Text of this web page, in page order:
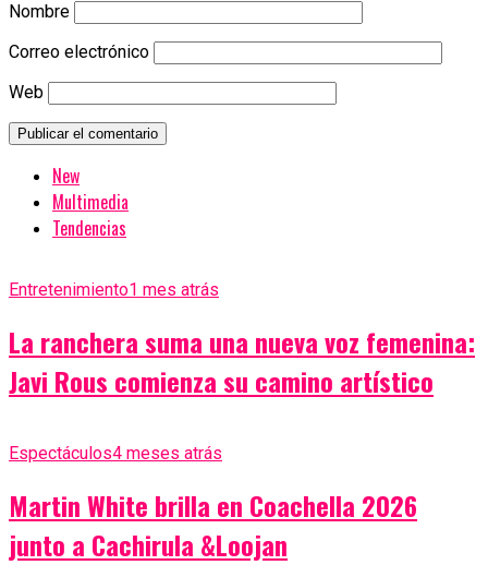
Nombre
Correo electrónico
Web
New
Multimedia
Tendencias
Entretenimiento1 mes atrás
La ranchera suma una nueva voz femenina:
Javi Rous comienza su camino artístico
Espectáculos4 meses atrás
Martin White brilla en Coachella 2026
junto a Cachirula &Loojan